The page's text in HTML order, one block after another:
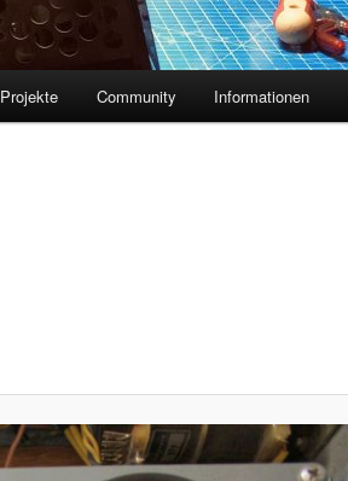
Projekte Community Informationen